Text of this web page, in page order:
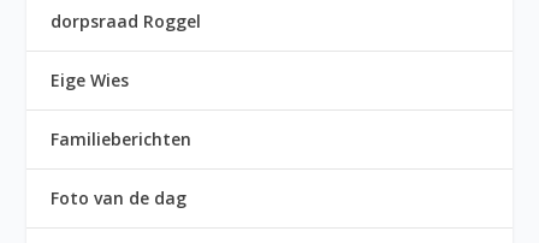
dorpsraad Roggel
Eige Wies
Familieberichten
Foto van de dag